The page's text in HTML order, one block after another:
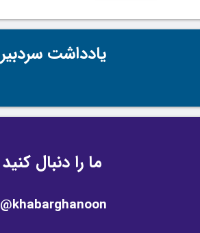
یادداشت سردبیر
@khabarghanoon
ما را دنبال کنید